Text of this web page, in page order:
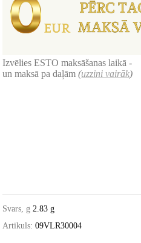
Izvēlies ESTO maksāšanas laikā -
un maksā pa daļām(uzzini vairāk)
Svars, g 2.83 g
Artikuls: 09VLR30004